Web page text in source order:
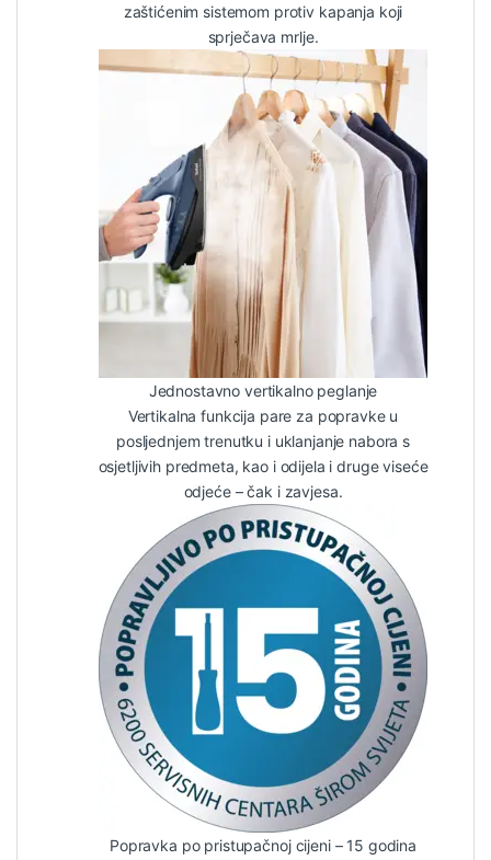
zaštićenim sistemom protiv kapanja koji
sprječava mrlje.
Jednostavno vertikalno peglanje
Vertikalna funkcija pare za popravke u
posljednjem trenutku i uklanjanje nabora s
osjetljivih predmeta, kao i odijela i druge viseće
odjeće – čak i zavjesa.
Popravka po pristupačnoj cijeni – 15 godina